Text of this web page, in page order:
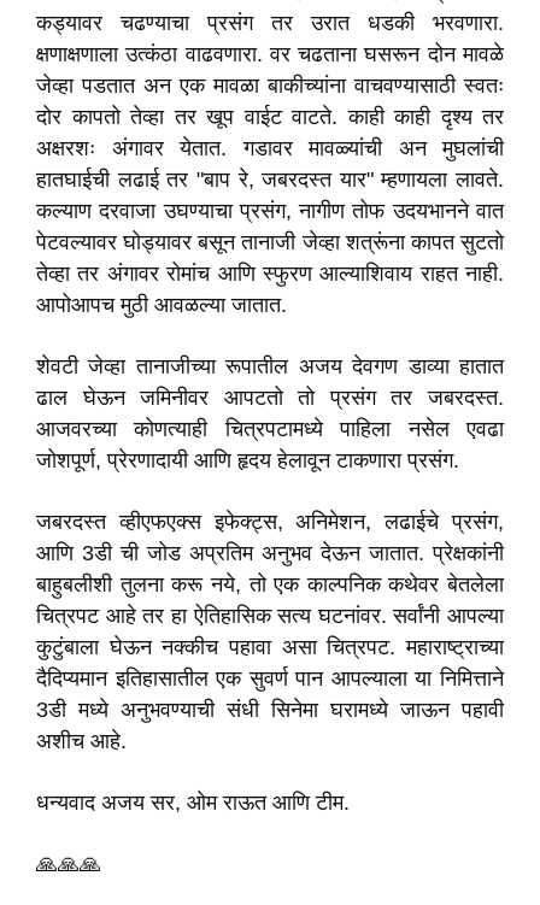
कड्यावर चढण्याचा प्रसंग तर उरात धडकी भरवणारा.
क्षणाक्षणाला उत्कंठा वाढवणारा. वर चढताना घसरून दोन मावळे
जेव्हा पडतात अन एक मावळा बाकीच्यांना वाचवण्यासाठी स्वतः
दोर कापतो तेव्हा तर खूप वाईट वाटते. काही काही दृश्य तर
अक्षरशः अंगावर येतात. गडावर मावळ्यांची अन मुघलांची
हातघाईची लढाई तर "बाप रे, जबरदस्त यार" म्हणायला लावते.
कल्याण दरवाजा उघण्याचा प्रसंग, नागीण तोफ उदयभानने वात
पेटवल्यावर घोड्यावर बसून तानाजी जेव्हा शत्रूंना कापत सुटतो
तेव्हा तर अंगावर रोमांच आणि स्फुरण आल्याशिवाय राहत नाही.
आपोआपच मुठी आवळल्या जातात.
शेवटी जेव्हा तानाजीच्या रूपातील अजय देवगण डाव्या हातात
ढाल घेऊन जमिनीवर आपटतो तो प्रसंग तर जबरदस्त.
आजवरच्या कोणत्याही चित्रपटामध्ये पाहिला नसेल एवढा
जोशपूर्ण, प्रेरणादायी आणि हृदय हेलावून टाकणारा प्रसंग.
जबरदस्त व्हीएफएक्स इफेक्ट्स, अनिमेशन, लढाईचे प्रसंग,
आणि 3डी ची जोड अप्रतिम अनुभव देऊन जातात. प्रेक्षकांनी
बाहुबलीशी तुलना करू नये, तो एक काल्पनिक कथेवर बेतलेला
चित्रपट आहे तर हा ऐतिहासिक सत्य घटनांवर. सर्वांनी आपल्या
कुटुंबाला घेऊन नक्कीच पहावा असा चित्रपट. महाराष्ट्राच्या
दैदिप्यमान इतिहासातील एक सुवर्ण पान आपल्याला या निमित्ताने
3डी मध्ये अनुभवण्याची संधी सिनेमा घरामध्ये जाऊन पहावी
अशीच आहे.
धन्यवाद अजय सर, ओम राऊत आणि टीम.
🙏🙏🙏